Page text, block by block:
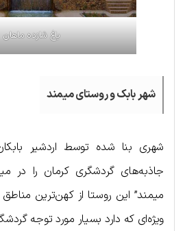
باغ شازده ماهان
شهر بابک و روستای میمند
شهری بنا شده توسط اردشیر
جاذبه‌های گردشگری کرمان را در
میمند” این روستا از کهن‌ترین
ویژه‌ای که دارد بسیار مورد توجه